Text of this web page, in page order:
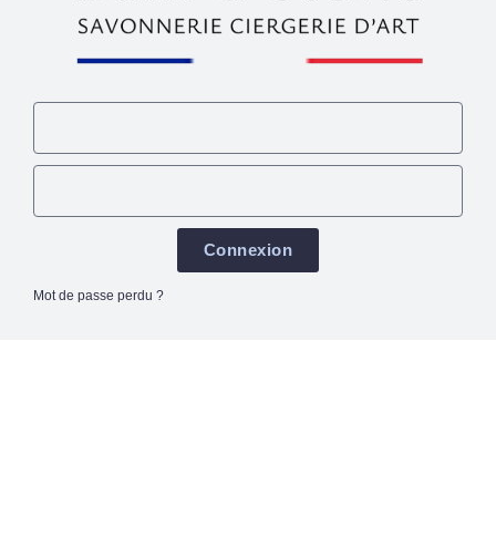
Connexion
Mot de passe perdu ?